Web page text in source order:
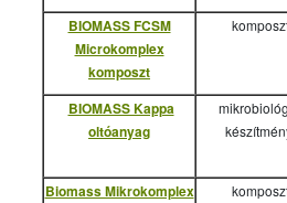
BIOMASS FCSM
Microkomplex
komposzt
BIOMASS Kappa
oltóanyag
Biomass Mikrokomplex